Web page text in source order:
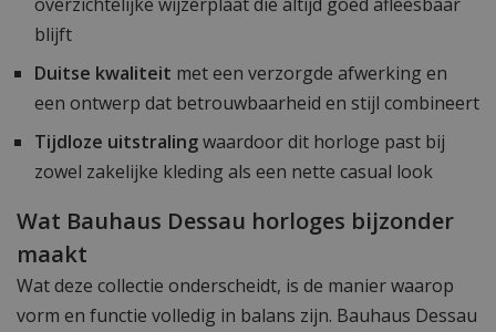
blijft
Duitse kwaliteit met een verzorgde afwerking en
een ontwerp dat betrouwbaarheid en stijl combineert
Tijdloze uitstralingwaardoor dit horloge past bij
zowel zakelijke kleding als een nette casual look
Wat Bauhaus Dessau horloges bijzonder
maakt
Wat deze collectie onderscheidt, is de manier waarop
vorm en functie volledig in balans zijn. Bauhaus Dessau